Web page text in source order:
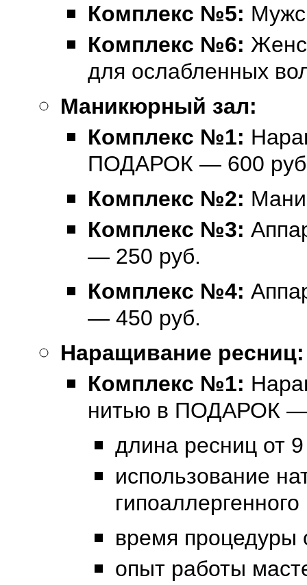
Комплекс №5:
Комплекс №6:
для ослабленных
Маникюрный зал:
Комплекс №1:
ПОДАРОК — 600
Комплекс №2:
Комплекс №3:
— 250 руб.
Комплекс №4:
— 450 руб.
Наращивание ресниц:
Комплекс №1:
нитью в ПОДАРОК —
длина ресниц от
использование
гипоаллергенного
время процедуры
опыт работы